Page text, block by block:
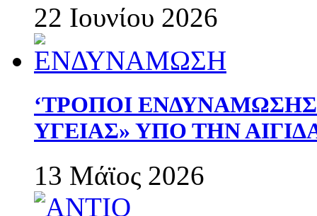
22 Ιουνίου 2026
‘ΤΡΟΠΟΙ
ΥΓΕΙΑΣ» ΥΠΟ ΤΗΝ
13 Μάϊος 2026